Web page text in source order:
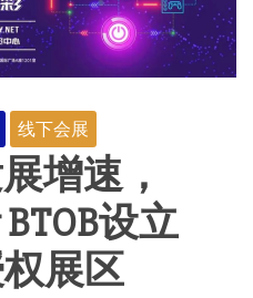
线下会展
增速，
BTOB设立
权展区